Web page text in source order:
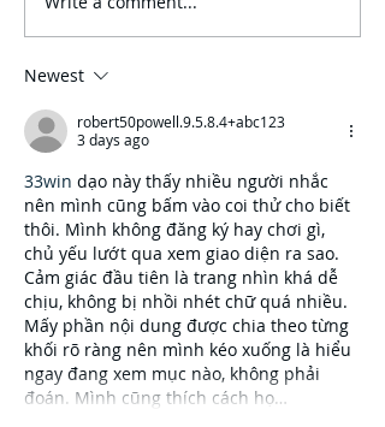
announced.
Newest
robert50powell.9.5.8.4+abc123
3 days ago
33win dạo này thấy nhiều người nhắc
nên mình cũng bấm vào coi thử cho biết
thôi. Mình không đăng ký hay chơi gì,
chủ yếu lướt qua xem giao diện ra sao.
Cảm giác đầu tiên là trang nhìn khá dễ
chịu, không bị nhồi nhét chữ quá nhiều.
Mấy phần nội dung được chia theo từng
khối rõ ràng nên mình kéo xuống là hiểu
ngay đang xem mục nào, không phải
đoán. Mình cũng thích cách họ…